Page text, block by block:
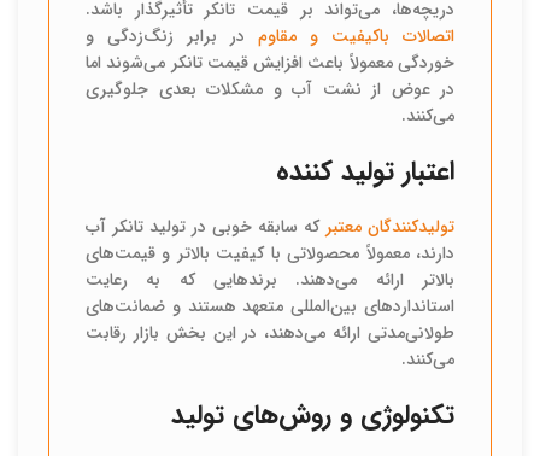
دریچه‌ها، می‌تواند بر قیمت تانکر تأثیرگذار باشد.
اتصالات باکیفیت و مقاوم در برابر زنگ‌زدگی و
خوردگی معمولاً باعث افزایش قیمت تانکر می‌شوند اما
در عوض از نشت آب و مشکلات بعدی جلوگیری
می‌کنند.
اعتبار تولید کننده
تولیدکنندگان معتبر که سابقه خوبی در تولید تانکر آب
دارند، معمولاً محصولاتی با کیفیت بالاتر و قیمت‌های
بالاتر ارائه می‌دهند. برندهایی که به رعایت
استانداردهای بین‌المللی متعهد هستند و ضمانت‌های
طولانی‌مدتی ارائه می‌دهند، در این بخش بازار رقابت
می‌کنند.
تکنولوژی و روش‌های تولید